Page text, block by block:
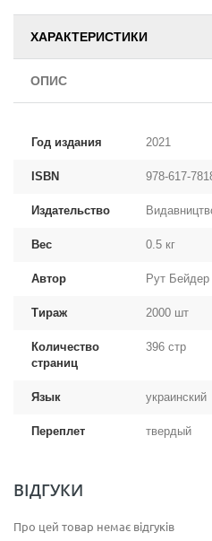
ХАРАКТЕРИСТИКИ
ОПИС
Год издания 2021
ISBN 978-617-
Издательство
Вес 0.5 кг
Автор Рут Бейдер
Тираж 2000 шт
Количество
страниц
396 стр
Язык украинский
Переплет твердый
ВІДГУКИ
Про цей товар немає відгуків